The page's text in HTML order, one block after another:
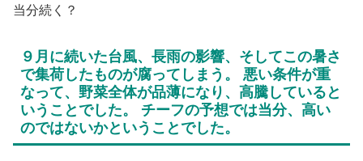
当分続く？
９月に続いた台風、長雨の影響、そしてこの暑さ
で集荷したものが腐ってしまう。 悪い条件が重
なって、野菜全体が品薄になり、高騰していると
いうことでした。 チーフの予想では当分、高い
のではないかということでした。